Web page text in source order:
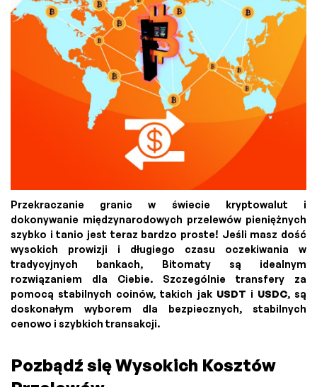
Przekraczanie granic w świecie kryptowalut i
dokonywanie międzynarodowych przelewów pieniężnych
szybko i tanio jest teraz bardzo proste! Jeśli masz dość
wysokich prowizji i długiego czasu oczekiwania w
tradycyjnych bankach, Bitomaty są idealnym
rozwiązaniem dla Ciebie. Szczególnie transfery za
pomocą stabilnych coinów, takich jak USDT i USDC, są
doskonałym wyborem dla bezpiecznych, stabilnych
cenowo i szybkich transakcji.
Pozbądź się Wysokich Kosztów